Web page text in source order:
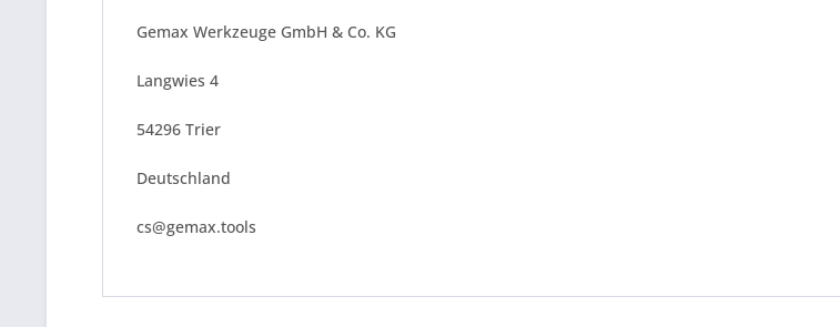
Gemax Werkzeuge GmbH & Co. KG
Langwies 4
54296 Trier
Deutschland
cs@gemax.tools